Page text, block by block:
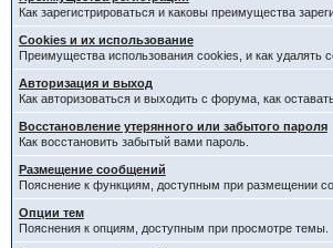
Как зарегистрироваться и каковы преимущества
Cookies и их использование
Преимущества использования cookies, и как удалять
Авторизация и выход
Как авторизоваться и выходить с форума, как
Восстановление утерянного или забытого пароля
Как восстановить забытый вами пароль.
Размещение сообщений
Пояснение к функциям, доступным при размещении
Опции тем
Пояснения к опциям, доступным при просмотре темы.